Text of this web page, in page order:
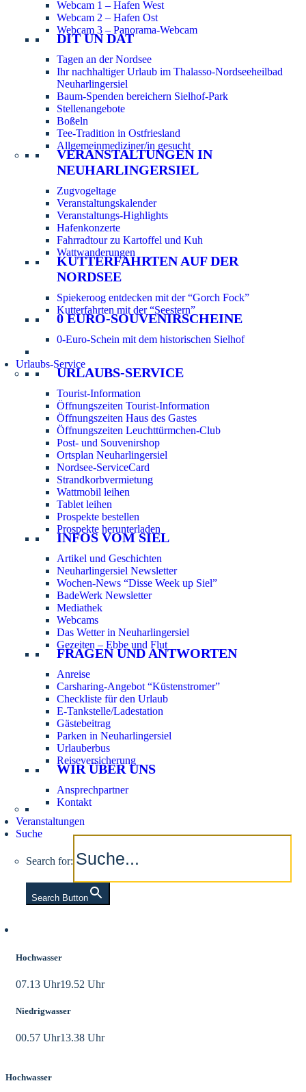
Webcam 1 – Hafen West
Webcam 2 – Hafen Ost
Webcam 3 – Panorama-Webcam
DIT UN DAT
Tagen an der Nordsee
Ihr nachhaltiger Urlaub im Thalasso-Nordseeheilbad
Neuharlingersiel
Baum-Spenden bereichern Sielhof-Park
Stellenangebote
Boßeln
Tee-Tradition in Ostfriesland
Allgemeinmediziner/in gesucht
VERANSTALTUNGEN IN
NEUHARLINGERSIEL
Zugvogeltage
Veranstaltungskalender
Veranstaltungs-Highlights
Hafenkonzerte
Fahrradtour zu Kartoffel und Kuh
Wattwanderungen
KUTTERFAHRTEN AUF DER
NORDSEE
Spiekeroog entdecken mit der “Gorch Fock”
Kutterfahrten mit der “Seestern”
0 EURO-SOUVENIRSCHEINE
0-Euro-Schein mit dem historischen Sielhof
Urlaubs-Service
URLAUBS-SERVICE
Tourist-Information
Öffnungszeiten Tourist-Information
Öffnungszeiten Haus des Gastes
Öffnungszeiten Leuchttürmchen-Club
Post- und Souvenirshop
Ortsplan Neuharlingersiel
Nordsee-ServiceCard
Strandkorbvermietung
Wattmobil leihen
Tablet leihen
Prospekte bestellen
Prospekte herunterladen
INFOS VOM SIEL
Artikel und Geschichten
Neuharlingersiel Newsletter
Wochen-News “Disse Week up Siel”
BadeWerk Newsletter
Mediathek
Webcams
Das Wetter in Neuharlingersiel
Gezeiten – Ebbe und Flut
FRAGEN UND ANTWORTEN
Anreise
Carsharing-Angebot “Küstenstromer”
Checkliste für den Urlaub
E-Tankstelle/Ladestation
Gästebeitrag
Parken in Neuharlingersiel
Urlauberbus
Reiseversicherung
WIR ÜBER UNS
Ansprechpartner
Kontakt
Veranstaltungen
Suche
Search for:
Search Button
Hochwasser
07.13 Uhr19.52 Uhr
Niedrigwasser
00.57 Uhr13.38 Uhr
Hochwasser